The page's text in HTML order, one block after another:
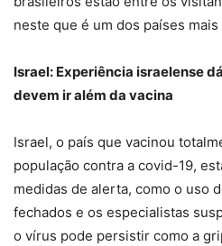
neste que é um dos países
Israel: Experiência israelense
devem ir além da vacina
Israel, o país que vacinou
população contra a covid-19,
medidas de alerta, como o uso
fechados e os especialistas
o vírus pode persistir como a